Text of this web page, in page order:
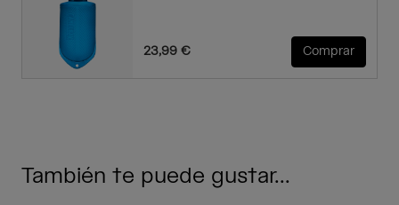
23,99 € Comprar
También te puede gustar...